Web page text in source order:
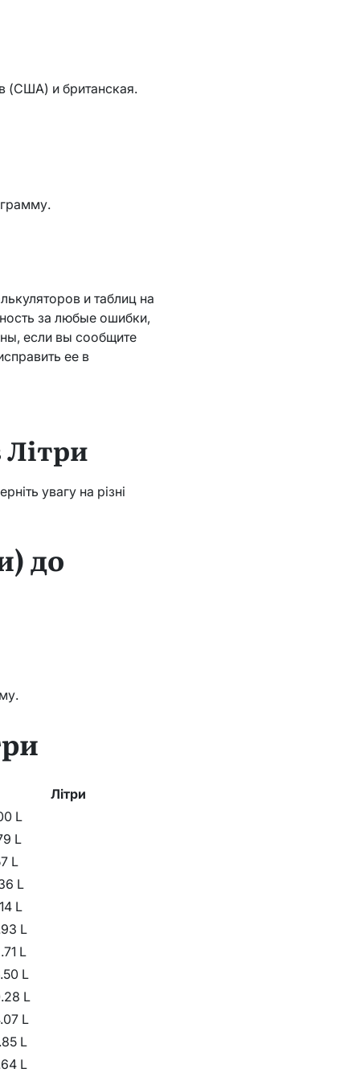
(США) и британская.
и таблиц на
за любые ошибки,
если вы сообщите
ее в
увагу на різні
до
Літри
L
L
L
L
L
L
L
L
L
L
L
L